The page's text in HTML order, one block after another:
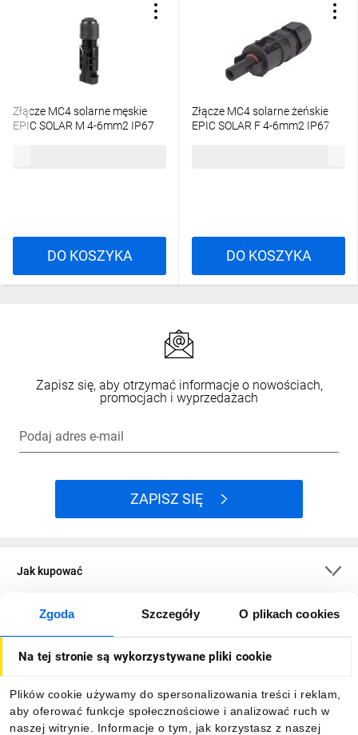
Zgoda Szczegóły O plikach cookies
Na tej stronie są wykorzystywane pliki cookie
Plików cookie używamy do spersonalizowania treści i reklam,
aby oferować funkcje społecznościowe i analizować ruch w
naszej witrynie. Informacje o tym, jak korzystasz z naszej
Złącze MC4 solarne męskie
EPIC SOLAR M 4-6mm2 IP67
DO KOSZYKA
Złącze MC4 solarne żeńskie
EPIC SOLAR F 4-6mm2 IP67
DO KOSZYKA
Zapisz się, aby otrzymać informacje o nowościach,
promocjach i wyprzedażach
Podaj adres e-mail
ZAPISZ SIĘ
Jak kupować
O firmie
Informacje